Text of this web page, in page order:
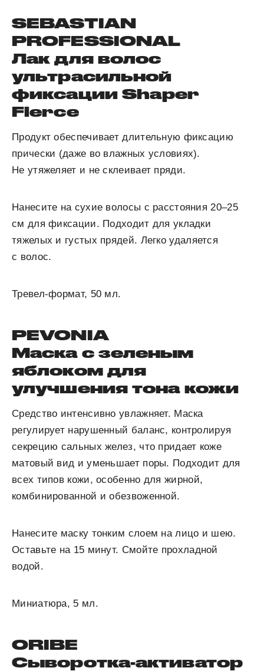
SEBASTIAN
PROFESSIONAL
Лак для волос
ультрасильной
фиксации Shaper
Fierce
Продукт обеспечивает длительную фиксацию
прически (даже во влажных условиях).
Не утяжеляет и не склеивает пряди.
Нанесите на сухие волосы с расстояния 20–25
см для фиксации. Подходит для укладки
тяжелых и густых прядей. Легко удаляется
с волос.
Тревел-формат, 50 мл.
PEVONIA
Маска с зеленым
яблоком для
улучшения тона кожи
Средство интенсивно увлажняет. Маска
регулирует нарушенный баланс, контролируя
секрецию сальных желез, что придает коже
матовый вид и уменьшает поры. Подходит для
всех типов кожи, особенно для жирной,
комбинированной и обезвоженной.
Нанесите маску тонким слоем на лицо и шею.
Оставьте на 15 минут. Смойте прохладной
водой.
Миниатюра, 5 мл.
ORIBE
Сыворотка-активатор